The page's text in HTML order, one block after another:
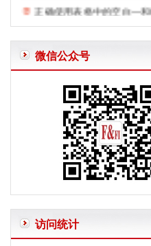
有关微生物名称的一些说明
微信公众号
访问统计